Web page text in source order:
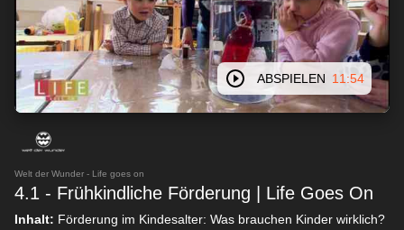
ABSPIELEN 11:54
Welt der Wunder - Life goes on
4.1 - Frühkindliche Förderung | Life Goes On
Inhalt: Förderung im Kindesalter: Was brauchen Kinder wirklich?